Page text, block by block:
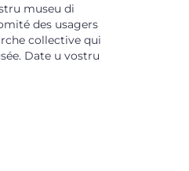
vos préférences pour
museu di
des usagers
collective qui
Date u vostru